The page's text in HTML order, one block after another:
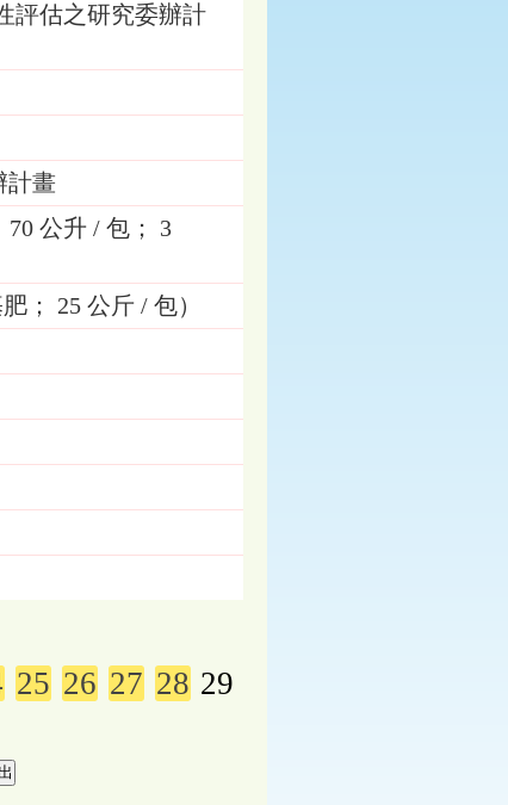
評估之研究委辦計
計畫
公升 / 包； 3
； 25 公斤 / 包）
25 26 27 28 29